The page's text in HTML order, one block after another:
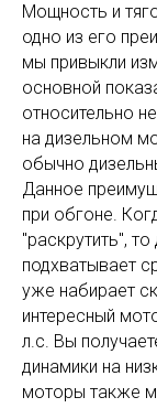
Мощность и
одно из его
мы привыкли
основной
относительно
на дизельном
обычно
Данное
при обгоне.
"раскрутить",
подхватывает
уже набирает
интересный
л.с. Вы
динамики на
моторы также